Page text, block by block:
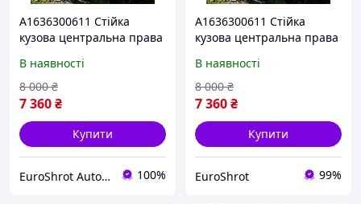
A1636300611 Стійка
кузова центральна права
1997-2005
В наявності
7 360₴
8 000 ₴
Купити
EuroShrot AutoMarket 100%
A1636300611 Стійка
кузова центральна права
1997-2005
В наявності
7 360₴
8 000 ₴
Купити
EuroShrot 99%